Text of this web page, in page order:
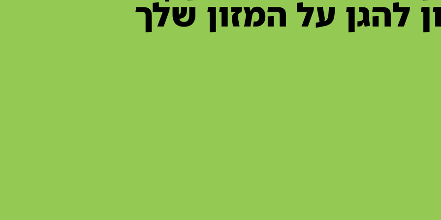
להגן על המזון שלך